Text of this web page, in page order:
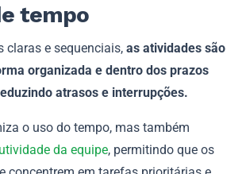
tempo
claras e sequenciais, as atividades são
organizada e dentro dos prazos
atrasos e interrupções.
o uso do tempo, mas também
da equipe, permitindo que os